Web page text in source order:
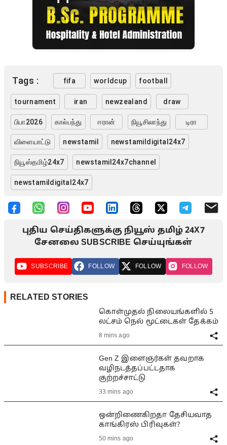
Tags : fifa worldcup football
tournament iran newzealand draw
பிபா2026 கால்பந்து ஈரான் நியூசிலாந்து டிரா
விளையாட்டு newstamil newstamildigital24x7
நியூஸ்தமிழ்24x7 newstamil24x7channel
newstamildigital24x7
புதிய செய்திகளுக்கு நியூஸ் தமிழ் 24X7
சேனலை SUBSCRIBE செய்யுங்கள்
SUBSCRIBE FOLLOW FOLLOW FOLLOW
RELATED STORIES
கொள்முதல் நிலையங்களில் 5
லட்சம் நெல் மூட்டைகள் தேக்கம்
8 mins ago
Gen Z இளைஞர்கள் தவறாக
வழிநடத்தப்பட்டதாக
குற்றச்சாட்டு
33 mins ago
ஒன்றிணைகிறதா தேசியவாத
காங்கிரஸ் பிரிவுகள்?
50 mins ago